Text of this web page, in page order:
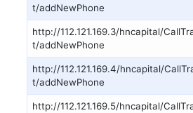
t/addNewPhone
http://112.121.169.3/hncapital/
t/addNewPhone
http://112.121.169.4/hncapital/
t/addNewPhone
http://112.121.169.5/hncapital/